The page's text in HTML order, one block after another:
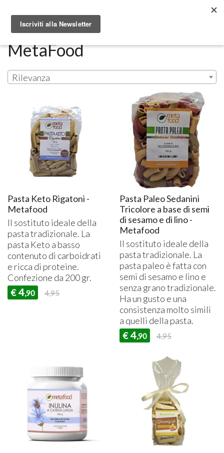
MetaFood
Rilevanza
Pasta Keto Rigatoni -
Metafood
Il sostituto ideale della
pasta tradizionale. La
pasta Keto a basso
contenuto di carboidrati
e ricca di proteine.
Confezione da 200 gr.
€ 4,90 4,95
Pasta Paleo Sedanini
Tricolore a base di semi
di sesamo e di lino -
Metafood
Il sostituto ideale della
pasta tradizionale. La
pasta paleo è fatta con
semi di sesamo e lino e
senza grano tradizionale.
Ha un gusto e una
consistenza molto simili
a quelli della pasta.
€ 4,90 4,95